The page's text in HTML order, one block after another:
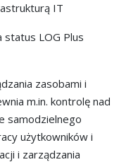
IT
status LOG Plus
zasobami i
m.in. kontrolę nad
samodzielnego
użytkowników i
i zarządzania